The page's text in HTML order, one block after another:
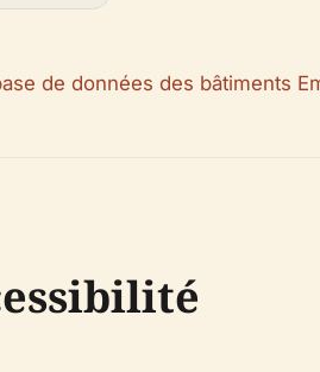
de données des bâtiments